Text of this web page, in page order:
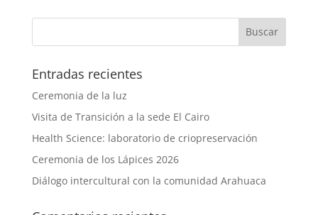
Entradas recientes
Ceremonia de la luz
Visita de Transición a la sede El Cairo
Health Science: laboratorio de criopreservación
Ceremonia de los Lápices 2026
Diálogo intercultural con la comunidad Arahuaca